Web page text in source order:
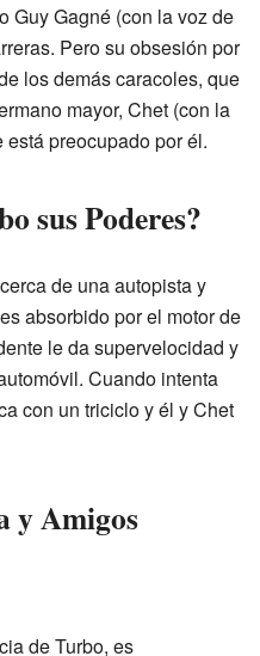
Guy Gagné (con la voz de
Pero su obsesión por
los demás caracoles, que
mayor, Chet (con la
está preocupado por él.
sus Poderes?
de una autopista y
absorbido por el motor de
le da supervelocidad y
Cuando intenta
con un triciclo y él y Chet
y Amigos
de Turbo, es